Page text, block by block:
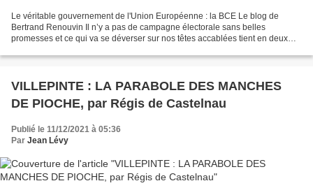
Le véritable gouvernement de l'Union Européenne : la BCE Le blog de
Bertrand Renouvin Il n’y a pas de campagne électorale sans belles
promesses et ce qui va se déverser sur nos têtes accablées tient en deux
VILLEPINTE : LA PARABOLE DES MANCHES
DE PIOCHE, par Régis de Castelnau
Publié le 11/12/2021 à 05:36
Par Jean Lévy